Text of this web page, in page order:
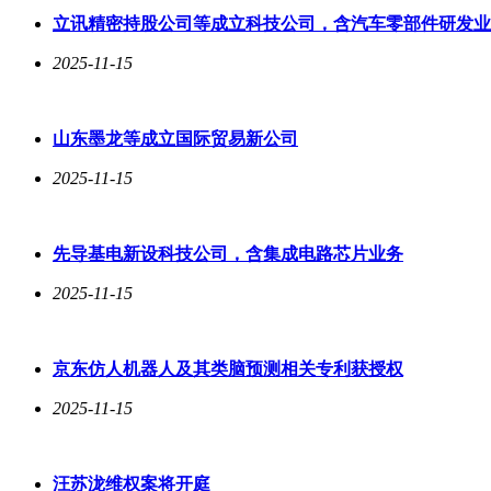
立讯精密持股公司等成立科技公司，含汽车零部件研发
2025-11-15
山东墨龙等成立国际贸易新公司
2025-11-15
先导基电新设科技公司，含集成电路芯片业务
2025-11-15
京东仿人机器人及其类脑预测相关专利获授权
2025-11-15
汪苏泷维权案将开庭